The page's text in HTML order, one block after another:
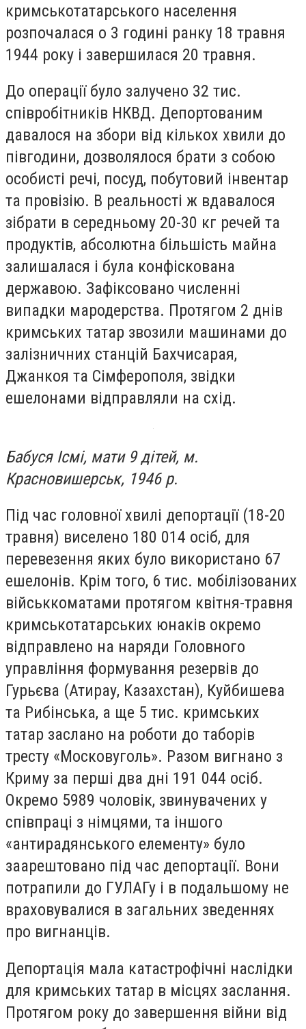
кримськотатарського населення
розпочалася о 3 годині ранку 18 травня
1944 року і завершилася 20 травня.
До операції було залучено 32 тис.
співробітників НКВД. Депортованим
давалося на збори від кількох хвили до
півгодини, дозволялося брати з собою
особисті речі, посуд, побутовий інвентар
та провізію. В реальності ж вдавалося
зібрати в середньому 20-30 кг речей та
продуктів, абсолютна більшість майна
залишалася і була конфіскована
державою. Зафіксовано численні
випадки мародерства. Протягом 2 днів
кримських татар звозили машинами до
залізничних станцій Бахчисарая,
Джанкоя та Сімферополя, звідки
ешелонами відправляли на схід.
Бабуся Ісмі, мати 9 дітей, м.
Красновишерськ, 1946 р.
Під час головної хвилі депортації (18-20
травня) виселено 180 014 осіб, для
перевезення яких було використано 67
ешелонів. Крім того, 6 тис. мобілізованих
військкоматами протягом квітня-травня
кримськотатарських юнаків окремо
відправлено на наряди Головного
управління формування резервів до
Гурьєва (Атирау, Казахстан), Куйбишева
та Рибінська, а ще 5 тис. кримських
татар заслано на роботи до таборів
тресту «Московуголь». Разом вигнано з
Криму за перші два дні 191 044 осіб.
Окремо 5989 чоловік, звинувачених у
співпраці з німцями, та іншого
«антирадянського елементу» було
заарештовано під час депортації. Вони
потрапили до ГУЛАГу і в подальшому не
враховувалися в загальних зведеннях
про вигнанців.
Депортація мала катастрофічні наслідки
для кримських татар в місцях заслання.
Протягом року до завершення війни від